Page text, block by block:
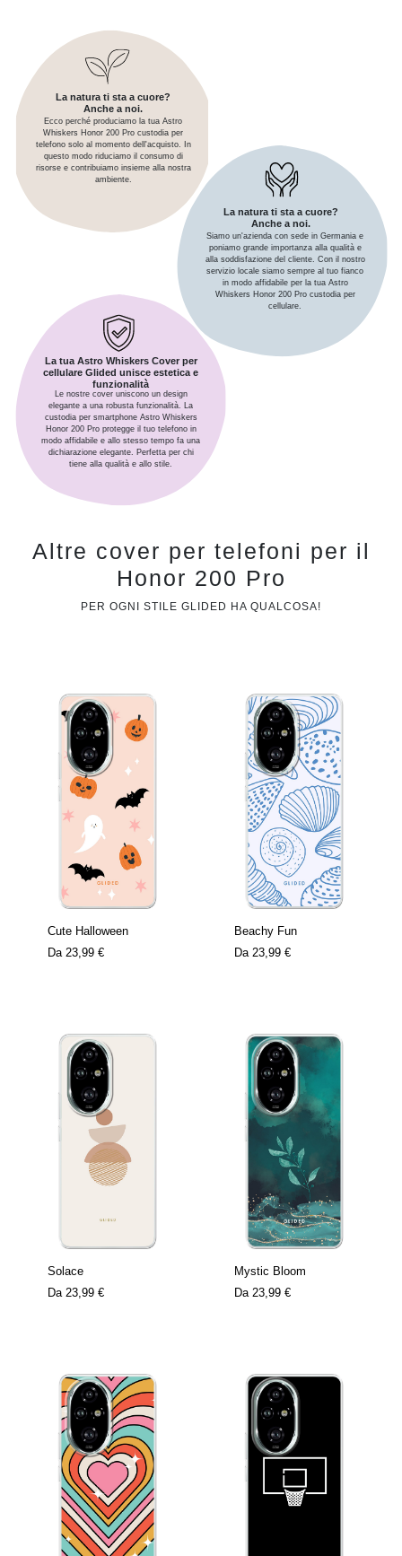
La natura ti sta a cuore?
Anche a noi.
Ecco perché produciamo la tua Astro
Whiskers Honor 200 Pro custodia per
telefono solo al momento dell'acquisto. In
questo modo riduciamo il consumo di
risorse e contribuiamo insieme alla nostra
ambiente.
La natura ti sta a cuore?
Anche a noi.
Siamo un'azienda con sede in Germania e
poniamo grande importanza alla qualità e
alla soddisfazione del cliente. Con il nostro
servizio locale siamo sempre al tuo fianco
in modo affidabile per la tua Astro
Whiskers Honor 200 Pro custodia per
cellulare.
La tua Astro Whiskers Cover per
cellulare Glided unisce estetica e
funzionalità
Le nostre cover uniscono un design
elegante a una robusta funzionalità. La
custodia per smartphone Astro Whiskers
Honor 200 Pro protegge il tuo telefono in
modo affidabile e allo stesso tempo fa una
dichiarazione elegante. Perfetta per chi
tiene alla qualità e allo stile.
Altre cover per telefoni per il
Honor 200 Pro
PER OGNI STILE GLIDED HA QUALCOSA!
Cute Halloween
Da 23,99 €
Beachy Fun
Da 23,99 €
Solace
Da 23,99 €
Mystic Bloom
Da 23,99 €